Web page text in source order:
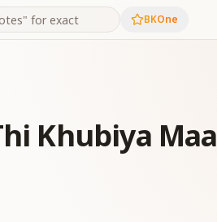
BKOne
Khubiya Maa